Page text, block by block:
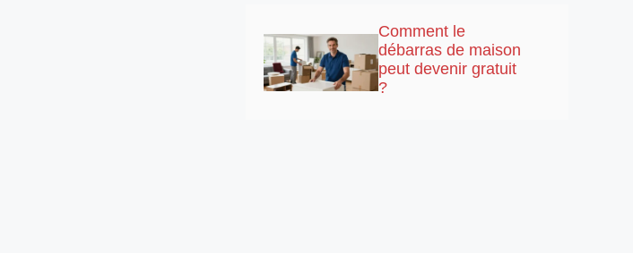
Comment le
débarras de maison
peut devenir gratuit
?